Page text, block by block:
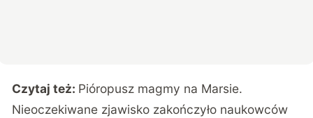
Czytaj też: Pióropusz magmy na Marsie.
Nieoczekiwane zjawisko zakończyło naukowców